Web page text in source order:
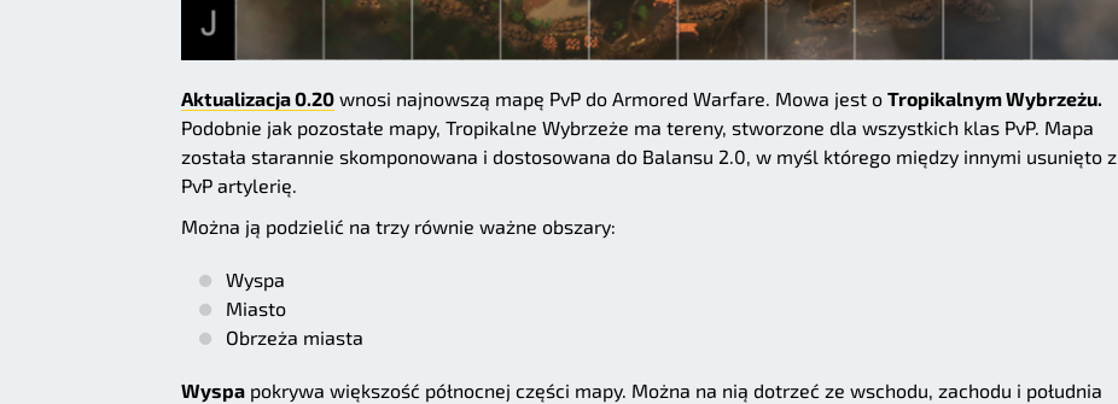
Aktualizacja 0.20 wnosi najnowszą mapę PvP do Armored Warfare. Mowa jest o Tropikalnym Wybrzeżu.
Podobnie jak pozostałe mapy, Tropikalne Wybrzeże ma tereny, stworzone dla wszystkich klas PvP. Mapa
została starannie skomponowana i dostosowana do Balansu 2.0, w myśl którego między innymi usunięto z
PvP artylerię.
Można ją podzielić na trzy równie ważne obszary:
Wyspa
Miasto
Obrzeża miasta
Wyspa pokrywa większość północnej części mapy. Można na nią dotrzeć ze wschodu, zachodu i południa